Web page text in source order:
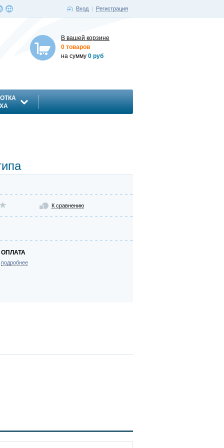
Вход | Регистрация
В вашей корзине
0 товаров
на сумму 0 руб
К сравнению
ОПЛАТА
подробнее